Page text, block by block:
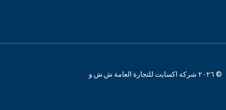
© ٢٠٢٦ شركة اكسايت للتجارة العامة ش.ش.و